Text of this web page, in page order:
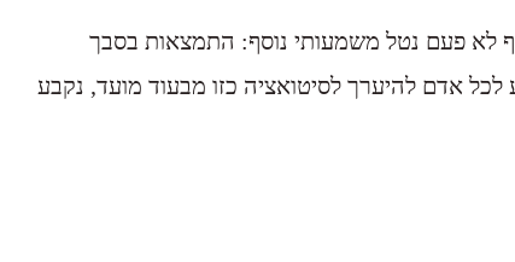
לא פעם נטל משמעותי נוסף: התמצאות בסבך
אדם להיערך לסיטואציה כזו מבעוד מועד, נקבע